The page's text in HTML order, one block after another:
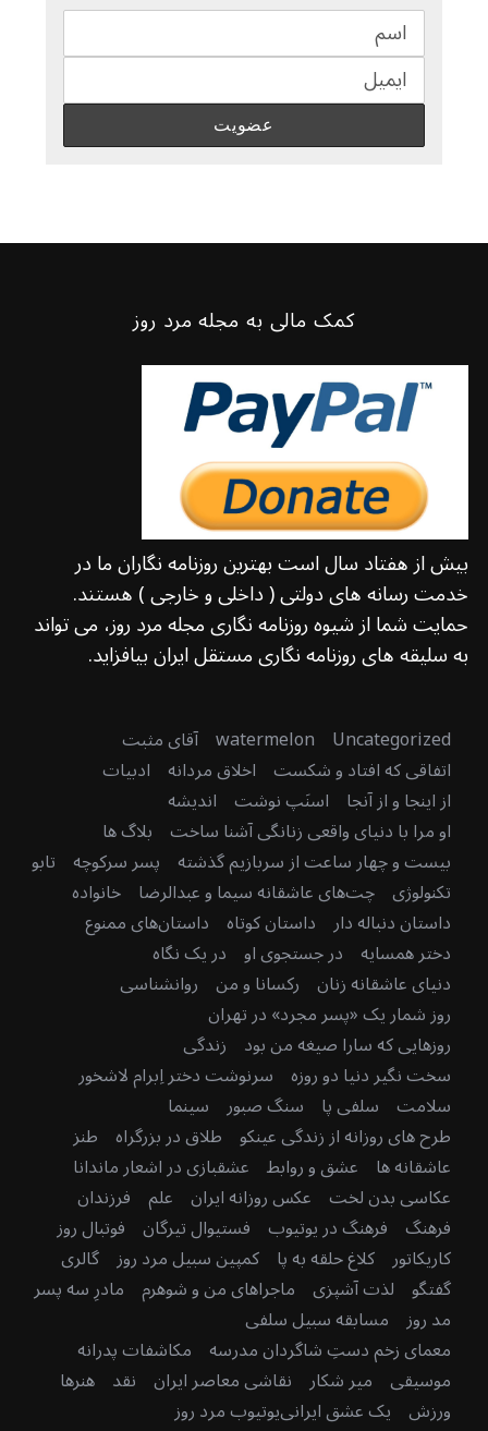
کمک مالی به مجله مرد روز
بیش از هفتاد سال است بهترین روزنامه نگاران ما در
خدمت رسانه های دولتی ( داخلی و خارجی ) هستند.
حمایت شما از شیوه روزنامه نگاری مجله مرد روز، می تواند
به سلیقه های روزنامه نگاری مستقل ایران بیافزاید.
Uncategorized
watermelon آقای مثبت
اتفاقی که افتاد و شکست اخلاق مردانه ادبیات
از اینجا و از آنجا اسنَپ نوشت اندیشه
او مرا با دنیای واقعی زنانگی آشنا ساخت بلاگ ها
بیست و چهار ساعت از سربازیم گذشته پسر سرکوچه تابو
تکنولوژی چت‌های عاشقانه سیما و عبدالرضا خانواده
داستان دنباله دار داستان کوتاه داستان‌های ممنوع
دختر همسایه در جستجوی او در یک نگاه
دنیای عاشقانه زنان رکسانا و من روانشناسی
روز شمار یک «پسر مجرد» در تهران
روزهایی که سارا صیغه من بود زندگی
سخت نگیر دنیا دو روزه سرنوشت دختر اِبرام لاشخور
سلامت سلفی پا سنگ صبور سینما
طرح های روزانه از زندگی عینکو طلاق در بزرگراه طنز
عاشقانه ها عشق و روابط عشقبازی در اشعار ماندانا
عکاسی بدن لخت عکس روزانه ایران علم فرزندان
فرهنگ فرهنگ در یوتیوب فستیوال تیرگان فوتبال روز
کاریکاتور کلاغ حلقه به پا کمپین سبیل مرد روز گالری
گفتگو لذت آشپزی ماجراهای من و شوهرم مادرِ سه پسر
مد روز مسابقه سبیل سلفی
معمای زخم دستِ شاگردان مدرسه مکاشفات پدرانه
موسیقی میر شکار نقاشی معاصر ایران نقد هنرها
ورزش یک عشق ایرانییوتیوب مرد روز